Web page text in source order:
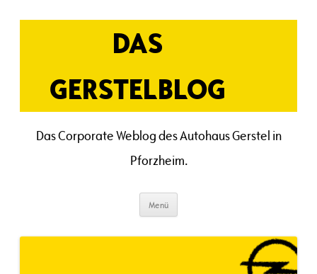
Inhalt
DAS
GERSTELBLOG
Das Corporate Weblog des Autohaus Gerstel in
Pforzheim.
Menü